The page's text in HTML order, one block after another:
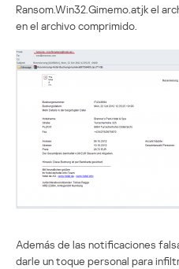
Ransom.Win32.Gimemo.atjk el
en el archivo comprimido.
Además de las notificaciones
darle un toque personal para